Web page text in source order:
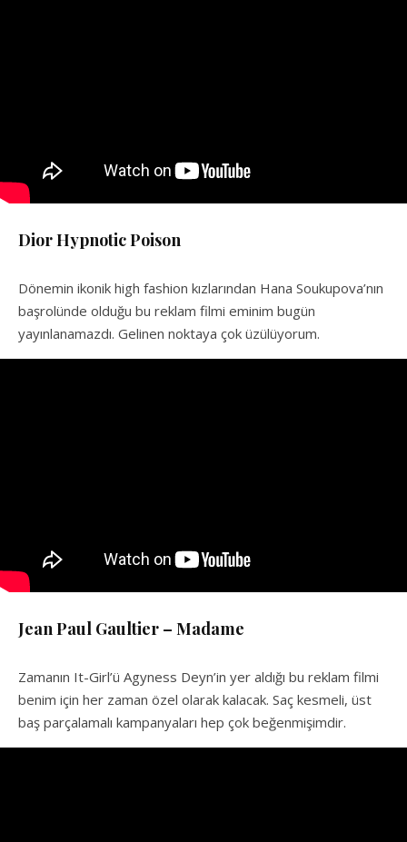
Dior Hypnotic Poison
Dönemin ikonik high fashion kızlarından Hana Soukupova’nın
başrolünde olduğu bu reklam filmi eminim bugün
yayınlanamazdı. Gelinen noktaya çok üzülüyorum.
Jean Paul Gaultier – Madame
Zamanın It-Girl’ü Agyness Deyn’in yer aldığı bu reklam filmi
benim için her zaman özel olarak kalacak. Saç kesmeli, üst
baş parçalamalı kampanyaları hep çok beğenmişimdir.